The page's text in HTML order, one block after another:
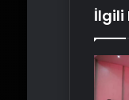
İlgili